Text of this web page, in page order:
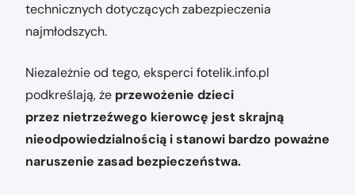
technicznych dotyczących zabezpieczenia
najmłodszych.
Niezależnie od tego, eksperci fotelik.info.pl
podkreślają, że przewożenie dzieci
przez nietrzeźwego kierowcę jest skrajną
nieodpowiedzialnością i stanowi bardzo poważne
naruszenie zasad bezpieczeństwa.